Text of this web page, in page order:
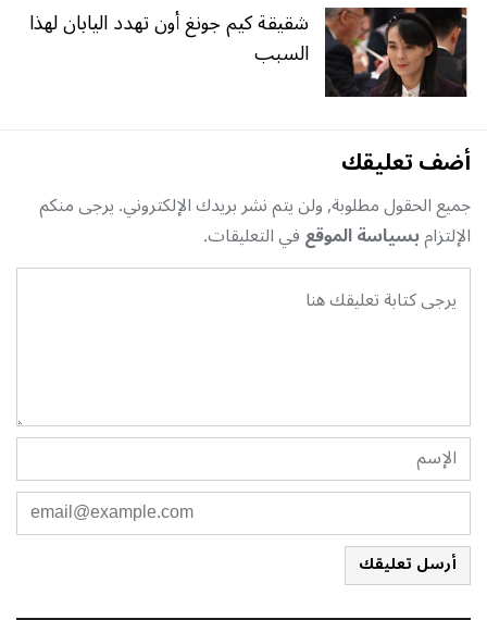
شقيقة كيم جونغ أون تهدد اليابان لهذا
السبب
أضف تعليقك
جميع الحقول مطلوبة, ولن يتم نشر بريدك الإلكتروني. يرجى منكم
الإلتزامبسياسة الموقعفي التعليقات.
أرسل تعليقك